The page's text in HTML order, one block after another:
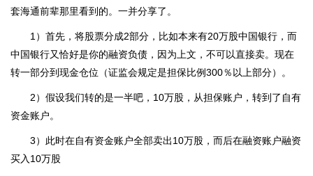
套海通前辈那里看到的。一并分享了。
1）首先，将股票分成2部分，比如本来有20万股中国银行，而
中国银行又恰好是你的融资负债，因为上文，不可以直接卖。现在
转一部分到现金仓位（证监会规定是担保比例300％以上部分）。
2）假设我们转的是一半吧，10万股，从担保账户，转到了自有
资金账户。
3）此时在自有资金账户全部卖出10万股，而后在融资账户融资
买入10万股